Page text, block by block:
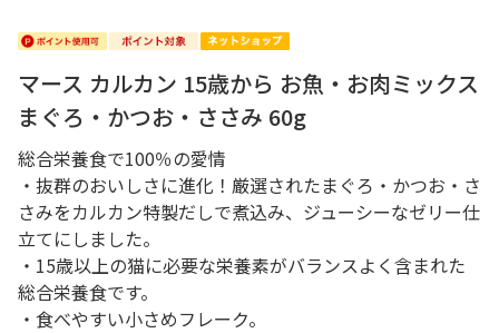
マース カルカン 15歳から お魚・お肉ミックス
まぐろ・かつお・ささみ 60g
総合栄養食で100％の愛情
・抜群のおいしさに進化！厳選されたまぐろ・かつお・さ
さみをカルカン特製だしで煮込み、ジューシーなゼリー仕
立てにしました。
・15歳以上の猫に必要な栄養素がバランスよく含まれた
総合栄養食です。
・食べやすい小さめフレーク。